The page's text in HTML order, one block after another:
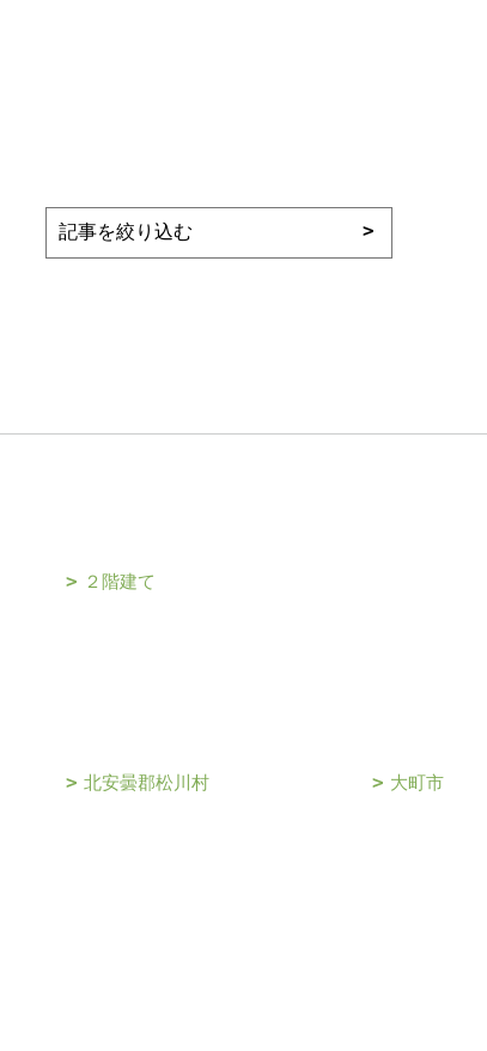
２階建て
北安曇郡松川村
大町市